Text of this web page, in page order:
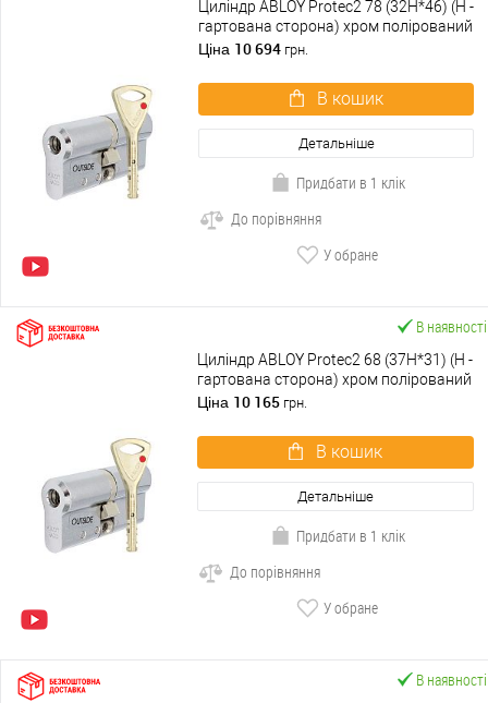
Циліндр ABLOY Protec2 78 (32H*46) (H -
гартована сторона) хром полірований
Ціна 10 694 грн.
В кошик
Детальніше
Придбати в 1 клік
До порівняння
У обране
В наявності
Циліндр ABLOY Protec2 68 (37H*31) (H -
гартована сторона) хром полірований
Ціна 10 165 грн.
В кошик
Детальніше
Придбати в 1 клік
До порівняння
У обране
В наявності